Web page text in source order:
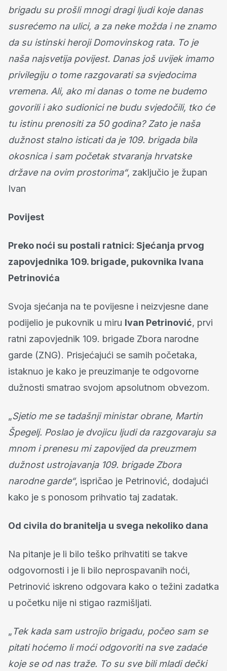
brigadu su prošli mnogi dragi ljudi koje danas
susrećemo na ulici, a za neke možda i ne znamo
da su istinski heroji Domovinskog rata. To je
naša najsvetija povijest. Danas još uvijek imamo
privilegiju o tome razgovarati sa svjedocima
vremena. Ali, ako mi danas o tome ne budemo
govorili i ako sudionici ne budu svjedočili, tko će
tu istinu prenositi za 50 godina? Zato je naša
dužnost stalno isticati da je 109. brigada bila
okosnica i sam početak stvaranja hrvatske
države na ovim prostorima“, zaključio je župan
Ivan
Povijest
Preko noći su postali ratnici: Sjećanja prvog
zapovjednika 109. brigade, pukovnika Ivana
Petrinovića
Svoja sjećanja na te povijesne i neizvjesne dane
podijelio je pukovnik u miru Ivan Petrinović, prvi
ratni zapovjednik 109. brigade Zbora narodne
garde (ZNG). Prisjećajući se samih početaka,
istaknuo je kako je preuzimanje te odgovorne
dužnosti smatrao svojom apsolutnom obvezom.
„Sjetio me se tadašnji ministar obrane, Martin
Špegelj. Poslao je dvojicu ljudi da razgovaraju sa
mnom i prenesu mi zapovijed da preuzmem
dužnost ustrojavanja 109. brigade Zbora
narodne garde“, ispričao je Petrinović, dodajući
kako je s ponosom prihvatio taj zadatak.
Od civila do branitelja u svega nekoliko dana
Na pitanje je li bilo teško prihvatiti se takve
odgovornosti i je li bilo neprospavanih noći,
Petrinović iskreno odgovara kako o težini zadatka
u početku nije ni stigao razmišljati.
„ Tek kada sam ustrojio brigadu, počeo sam se
pitati hoćemo li moći odgovoriti na sve zadaće
koje se od nas traže. To su sve bili mladi dečki